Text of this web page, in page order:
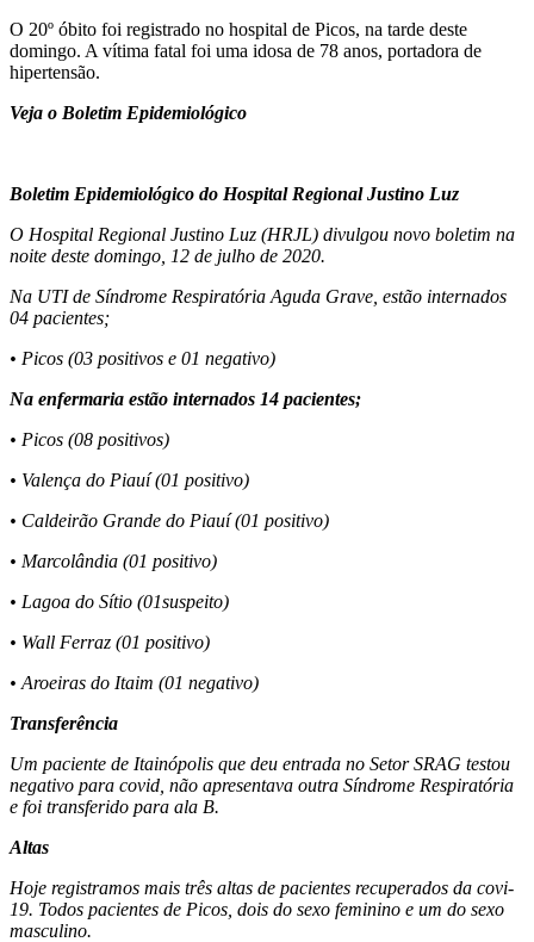
O 20º óbito foi registrado no hospital de Picos, na tarde deste
domingo. A vítima fatal foi uma idosa de 78 anos, portadora de
hipertensão.
Veja o Boletim Epidemiológico
Boletim Epidemiológico do Hospital Regional Justino Luz
O Hospital Regional Justino Luz (HRJL) divulgou novo boletim na
noite deste domingo, 12 de julho de 2020.
Na UTI de Síndrome Respiratória Aguda Grave, estão internados
04 pacientes;
• Picos (03 positivos e 01 negativo)
Na enfermaria estão internados 14 pacientes;
• Picos (08 positivos)
• Valença do Piauí (01 positivo)
• Caldeirão Grande do Piauí (01 positivo)
• Marcolândia (01 positivo)
• Lagoa do Sítio (01suspeito)
• Wall Ferraz (01 positivo)
• Aroeiras do Itaim (01 negativo)
Transferência
Um paciente de Itainópolis que deu entrada no Setor SRAG testou
negativo para covid, não apresentava outra Síndrome Respiratória
e foi transferido para ala B.
Altas
Hoje registramos mais três altas de pacientes recuperados da covi-
19. Todos pacientes de Picos, dois do sexo feminino e um do sexo
masculino.